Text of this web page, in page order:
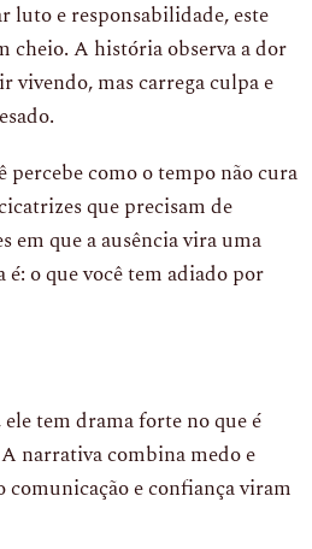
luto e responsabilidade, este
cheio. A história observa a dor
vivendo, mas carrega culpa e
percebe como o tempo não cura
que precisam de
em que a ausência vira uma
o que você tem adiado por
tem drama forte no que é
A narrativa combina medo e
e confiança viram